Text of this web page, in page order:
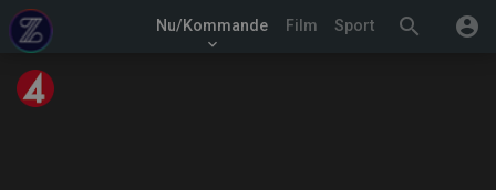
search account_circle
Nu/Kommande
keyboard_arrow_down
Film Sport